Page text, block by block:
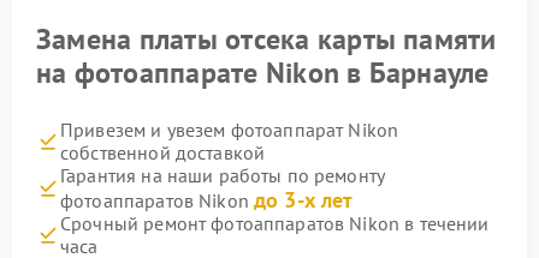
Замена платы отсека карты памяти
на фотоаппарате Nikon в Барнауле
Привезем и увезем фотоаппарат Nikon
собственной доставкой
Гарантия на наши работы по ремонту
фотоаппаратов Nikonдо 3-х лет
Срочный ремонт фотоаппаратов Nikon в течении
часа